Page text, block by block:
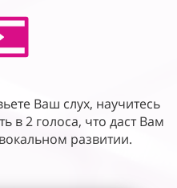
Ваш слух, научитесь
в 2 голоса, что даст Вам
развитии.